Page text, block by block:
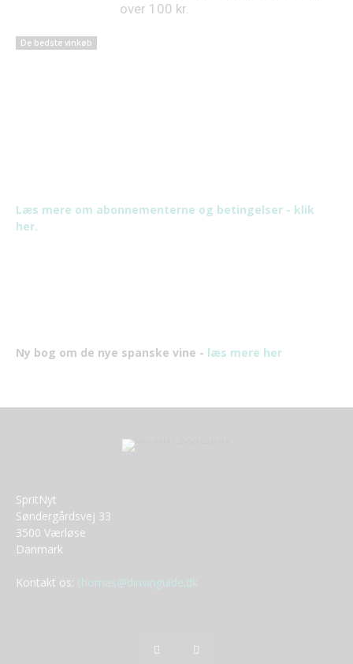
De bedste vinkøb
over 100 kr.
Læs mere om abonnementerne og betingelser - klik
her.
Ny bog om de nye spanske vine - læs mere her
SpritNyt
Søndergårdsvej 33
3500 Værløse
Danmark
Kontakt os: